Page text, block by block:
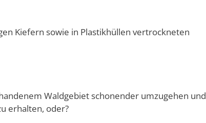
Kiefern sowie in Plastikhüllen vertrockneten
Waldgebiet schonender umzugehen und
erhalten, oder?